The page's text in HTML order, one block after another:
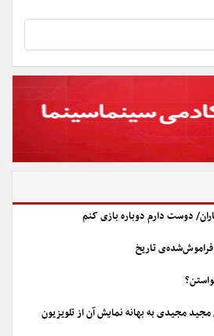
دوست دارم دوباره بازی کنم
فراموش‌شده‌ی تاریخ
مجید مجیدی به بهانه نمایش آن از تلویزیون